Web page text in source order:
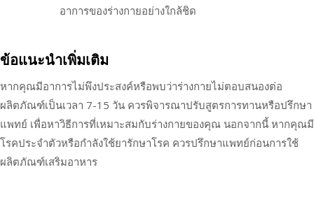
อาการของร่างกายอย่างใกล้ชิด
ข้อแนะนำเพิ่มเติม
หากคุณมีอาการไม่พึงประสงค์หรือพบว่าร่างกายไม่ตอบสนองต่อ
ผลิตภัณฑ์เป็นเวลา 7-15 วัน ควรพิจารณาปรับสูตรการทานหรือปรึกษา
แพทย์ เพื่อหาวิธีการที่เหมาะสมกับร่างกายของคุณ นอกจากนี้ หากคุณมี
โรคประจำตัวหรือกำลังใช้ยารักษาโรค ควรปรึกษาแพทย์ก่อนการใช้
ผลิตภัณฑ์เสริมอาหาร